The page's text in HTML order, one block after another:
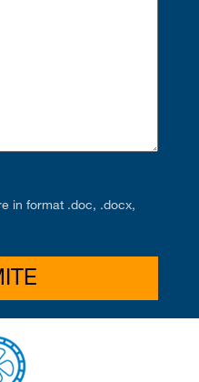
in format .doc, .docx,